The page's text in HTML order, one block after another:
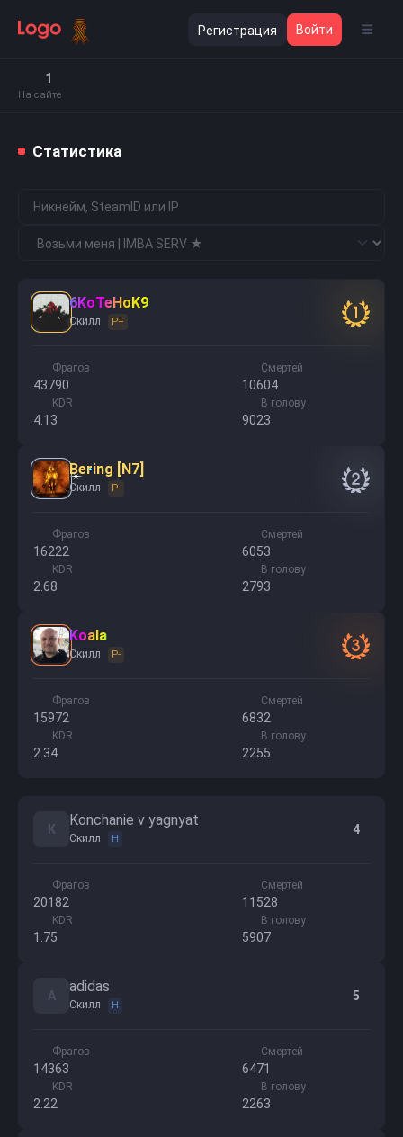
Регистрация Войти
1
На сайте
Статистика
6KoTeHoK9
Скилл P+
1
Фрагов
43790
Смертей
10604
KDR
4.13
В голову
9023
Bering [N7]
Скилл P-
2
Фрагов
16222
Смертей
6053
KDR
2.68
В голову
2793
Koala
Скилл P-
3
Фрагов
15972
Смертей
6832
KDR
2.34
В голову
2255
K
Konchanie v yagnyat
Скилл H
4
Фрагов
20182
Смертей
11528
KDR
1.75
В голову
5907
A
adidas
Скилл H
5
Фрагов
14363
Смертей
6471
KDR
2.22
В голову
2263